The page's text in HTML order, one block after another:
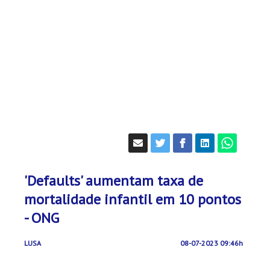
'Defaults' aumentam taxa de
mortalidade infantil em 10 pontos
- ONG
LUSA 08-07-2023 09:46h